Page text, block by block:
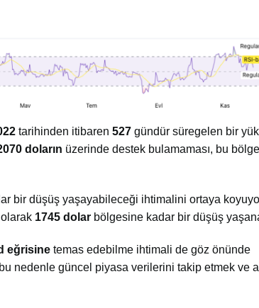
tarihinden itibaren 527 gündür süregelen bir
doların üzerinde destek bulamaması, bu
bir düşüş yaşayabileceği ihtimalini ortaya
1745 dolar bölgesine kadar bir düşüş
eğrisine temas edebilme ihtimali de göz önünde
nedenle güncel piyasa verilerini takip etmek ve